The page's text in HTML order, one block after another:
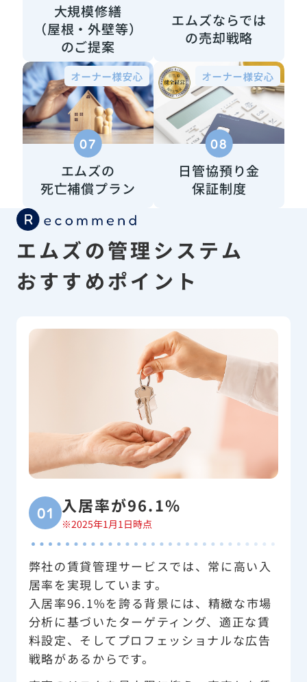
大規模修繕
（屋根・外壁等）
のご提案
エムズならでは
の売却戦略
07
エムズの
死亡補償プラン
08
日管協預り金
保証制度
エムズの管理システム
おすすめポイント
01 入居率が96.1%
※2025年1月1日時点
弊社の賃貸管理サービスでは、常に高い入
居率を実現しています。
入居率96.1%を誇る背景には、精緻な市場
分析に基づいたターゲティング、適正な賃
料設定、そしてプロフェッショナルな広告
戦略があるからです。